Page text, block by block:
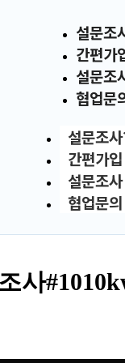
설문조
간편가
설문조
협업문
설문조
간편가입
설문조사
협업문의
사